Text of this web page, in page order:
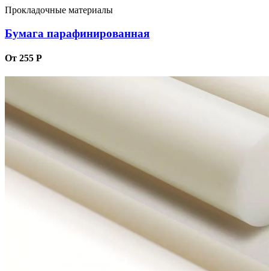
Прокладочные материалы
Бумага парафинированная
От 255 Р